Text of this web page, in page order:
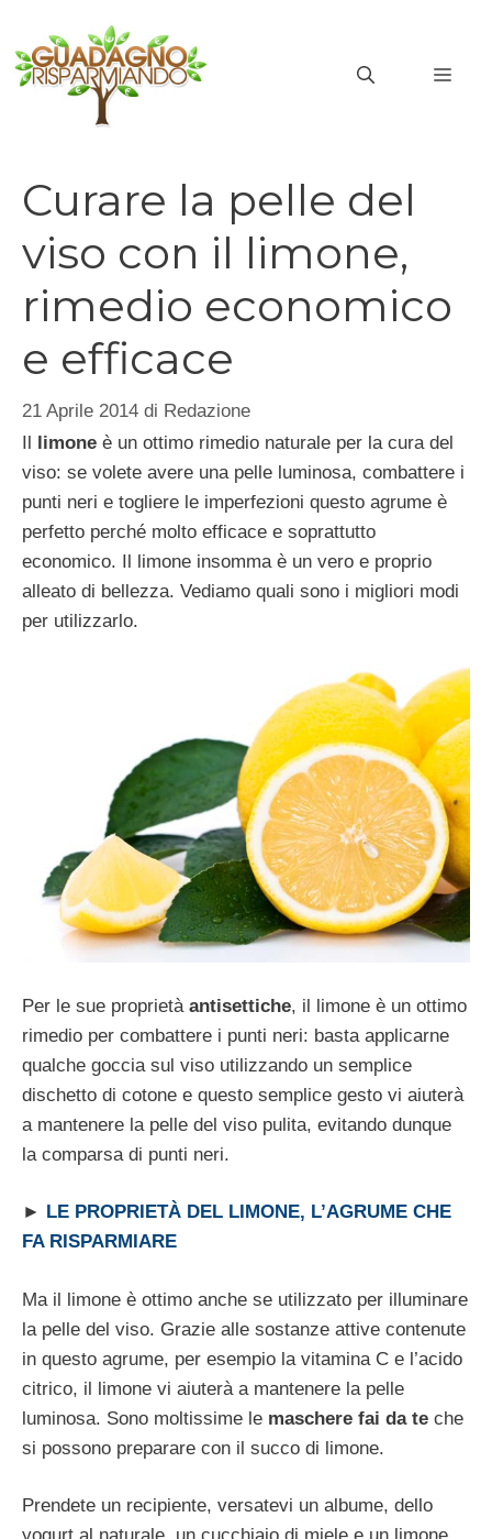
contenuto
Curare la pelle del
viso con il limone,
rimedio economico
e efficace
21 Aprile 2014 di Redazione
Il limone è un ottimo rimedio naturale per la cura del
viso: se volete avere una pelle luminosa, combattere i
punti neri e togliere le imperfezioni questo agrume è
perfetto perché molto efficace e soprattutto
economico. Il limone insomma è un vero e proprio
alleato di bellezza. Vediamo quali sono i migliori modi
per utilizzarlo.
Per le sue proprietà antisettiche, il limone è un ottimo
rimedio per combattere i punti neri: basta applicarne
qualche goccia sul viso utilizzando un semplice
dischetto di cotone e questo semplice gesto vi aiuterà
a mantenere la pelle del viso pulita, evitando dunque
la comparsa di punti neri.
► LE PROPRIETÀ DEL LIMONE, L’AGRUME CHE
FA RISPARMIARE
Ma il limone è ottimo anche se utilizzato per illuminare
la pelle del viso. Grazie alle sostanze attive contenute
in questo agrume, per esempio la vitamina C e l’acido
citrico, il limone vi aiuterà a mantenere la pelle
luminosa. Sono moltissime le maschere fai da te che
si possono preparare con il succo di limone.
Prendete un recipiente, versatevi un albume, dello